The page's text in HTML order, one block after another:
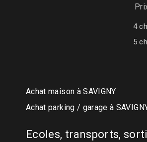
4
5
Achat maison à SAVIGNY
Achat parking / garage à
Ecoles, transports,